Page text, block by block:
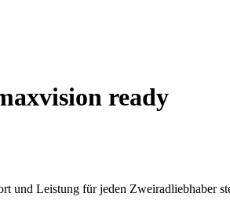
ready
und Leistung für jeden Zweiradliebhaber